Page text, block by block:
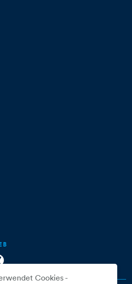
Cookies -